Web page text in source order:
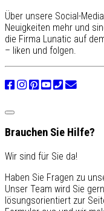
Über unsere Social-
Neuigkeiten mehr und
die Firma Lunatic auf
– liken und folgen.
Brauchen Sie Hilfe?
Wir sind für Sie da!
Haben Sie Fragen zu
Unser Team wird Sie
lösungsorientiert zur